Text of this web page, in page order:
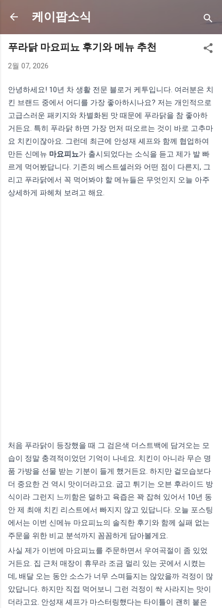
기본 콘텐츠로 건너뛰기
케이팝소식
푸라닭 마요피뇨 후기와 메뉴 추천
2월 07, 2026
안녕하세요! 10년 차 생활 전문 블로거 케투입니다. 여러분은 치
킨 브랜드 중에서 어디를 가장 좋아하시나요? 저는 개인적으로
고급스러운 패키지와 차별화된 맛 때문에 푸라닭을 참 좋아하
거든요. 특히 푸라닭 하면 가장 먼저 떠오르는 것이 바로 고추마
요 치킨이잖아요. 그런데 최근에 안성재 셰프와 함께 협업하여
만든 신메뉴 마요피뇨가 출시되었다는 소식을 듣고 제가 발 빠
르게 먹어봤답니다. 기존의 베스트셀러와 어떤 점이 다른지, 그
리고 푸라닭에서 꼭 먹어봐야 할 메뉴들은 무엇인지 오늘 아주
상세하게 파헤쳐 보려고 해요.
처음 푸라닭이 등장했을 때 그 검은색 더스트백에 담겨오는 모
습이 정말 충격적이었던 기억이 나네요. 치킨이 아니라 무슨 명
품 가방을 선물 받는 기분이 들게 했거든요. 하지만 겉모습보다
더 중요한 건 역시 맛이더라고요. 굽고 튀기는 오븐 후라이드 방
식이라 그런지 느끼함은 덜하고 육즙은 꽉 잡혀 있어서 10년 동
안 제 최애 치킨 리스트에서 빠지지 않고 있답니다. 오늘 포스팅
에서는 이번 신메뉴 마요피뇨의 솔직한 후기와 함께 실패 없는
주문을 위한 비교 분석까지 꼼꼼하게 담아볼게요.
사실 제가 이번에 마요피뇨를 주문하면서 우여곡절이 좀 있었
거든요. 집 근처 매장이 휴무라 조금 멀리 있는 곳에서 시켰는
데, 배달 오는 동안 소스가 너무 스며들지는 않았을까 걱정이 많
았답니다. 하지만 직접 먹어보니 그런 걱정이 싹 사라지는 맛이
더라고요. 안성재 셰프가 마스터링했다는 타이틀이 괜히 붙은